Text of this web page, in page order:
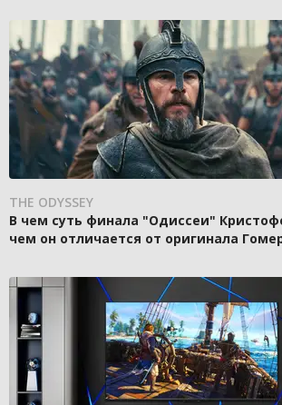
THE ODYSSEY
В чем суть финала "Одиссеи"
чем он отличается от оригинала